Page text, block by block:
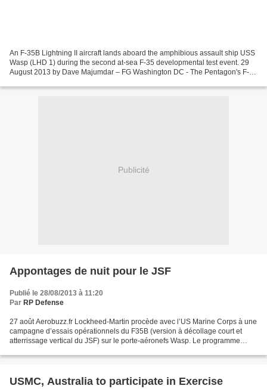
An F-35B Lightning II aircraft lands aboard the amphibious assault ship USS
Wasp (LHD 1) during the second at-sea F-35 developmental test event. 29
August 2013 by Dave Majumdar – FG Washington DC - The Pentagon's F-35
Publicité
Appontages de nuit pour le JSF
Publié le 28/08/2013 à 11:20
Par RP Defense
27 août Aerobuzz.fr Lockheed-Martin procède avec l’US Marine Corps à une
campagne d’essais opérationnels du F35B (version à décollage court et
atterrissage vertical du JSF) sur le porte-aéronefs Wasp. Le programme
USMC, Australia to participate in Exercise